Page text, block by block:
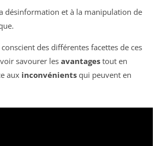
désinformation et à la manipulation de
conscient des différentes facettes de ces
savourer les avantages tout en
aux inconvénients qui peuvent en